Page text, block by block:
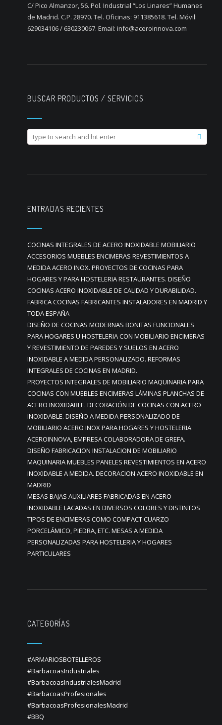
C/ Pico Almanzor, 56. Pol. Industrial “Los Linares” Humanes
de Madrid. C.P. 28970. Tel. Oficinas: 911385618. Tel. Móvil:
629034106 / 630230067. Email: info@aceroinnova.com
BUSCAR PRODUCTOS / SERVICIOS
ENTRADAS RECIENTES
COCINAS INTEGRALES DE ACERO INOXIDABLE MOBILIARIO
ACCESORIOS MUEBLES ENCIMERAS REVESTIMIENTOS A
MEDIDA ACERO INOX. PROYECTOS DE COCINAS PARA
HOGARES Y PARA HOSTELERIA RESTAURANTES. DISEÑO
COCINAS ACERO INOXIDABLE DE CALIDAD Y DURABILIDAD.
FABRICA COCINAS FABRICANTES INSTALADORES EN MADRID Y
TODA ESPAÑA
DISEÑO DE COCINAS MODERNAS BONITAS FUNCIONALES
PARA HOGARES U HOSTELERIA CON MOBILIARIO ENCIMERAS
Y REVESTIMIENTO DE PAREDES Y SUELOS EN ACERO
INOXIDABLE A MEDIDA PERSONALIZADO. REFORMAS
INTEGRALES DE COCINAS EN MADRID.
PROYECTOS INTEGRALES DE MOBILIARIO MAQUINARIA PARA
COCINAS CON MUEBLES ENCIMERAS LÁMINAS PLANCHAS DE
ACERO INOXIDABLE. DECORACIÓN DE COCINAS CON ACERO
INOXIDABLE. DISEÑO A MEDIDA PERSONALIZADO DE
MOBILIARIO ACERO INOX PARA HOGARES Y HOSTELERIA
ACEROINNOVA, EMPRESA COLABORADORA DE GREFA.
DISEÑO FABRICACION INSTALACION DE MOBILIARIO
MAQUINARIA MUEBLES PANELES REVESTIMIENTOS EN ACERO
INOXIDABLE A MEDIDA. DECORACION ACERO INOXIDABLE EN
MADRID
MESAS BAJAS AUXILIARES FABRICADAS EN ACERO
INOXIDABLE LACADAS EN DIVERSOS COLORES Y DISTINTOS
TIPOS DE ENCIMERAS COMO COMPACT CUARZO
PORCELÁMICO, PIEDRA, ETC. MESAS A MEDIDA
PERSONALIZADAS PARA HOSTELERIA Y HOGARES
PARTICULARES
CATEGORÍAS
#ARMARIOSBOTELLEROS
#BarbacoasIndustriales
#BarbacoasIndustrialesMadrid
#BarbacoasProfesionales
#BarbacoasProfesionalesMadrid
#BBQ